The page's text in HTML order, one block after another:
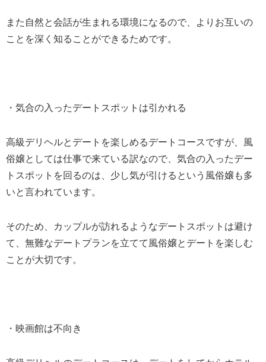
また自然と会話が生まれる環境になるので、よりお互いの
ことを深く知ることができるためです。
・気合の入ったデートスポットは引かれる
高級デリヘルとデートを楽しめるデートコースですが、風
俗嬢としては仕事で来ている訳なので、気合の入ったデー
トスポットを回るのは、少し気が引けるという風俗嬢も多
いと言われています。
そのため、カップルが訪れるようなデートスポットは避け
て、無難なデートプランを立てて風俗嬢とデートを楽しむ
ことが大切です。
・映画館は不向き